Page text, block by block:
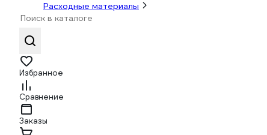
Расходные материалы
Избранное
Сравнение
Заказы